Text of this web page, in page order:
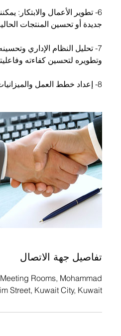
6- تطوير الأعمال والابتكار:
7- تحليل النظام الإداري
8- إعداد خطط العمل والميزانيات: يمكنني مساعدتك .
تفاصيل جهة الاتصال
Rooms, Mohammad
Street, Kuwait City, Kuwait